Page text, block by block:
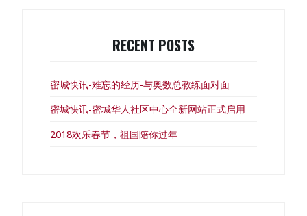
RECENT POSTS
密城快讯-难忘的经历-与奥数总教练面对面
密城快讯-密城华人社区中心全新网站正式启用
2018欢乐春节，祖国陪你过年